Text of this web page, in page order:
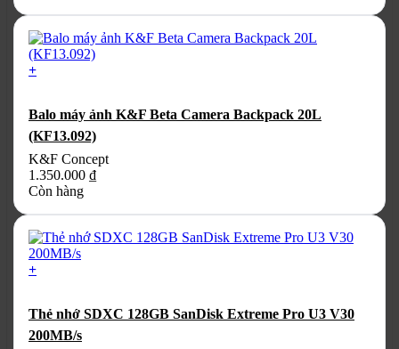
+
Balo máy ảnh K&F Beta Camera Backpack 20L
(KF13.092)
K&F Concept
1.350.000 ₫
Còn hàng
+
Thẻ nhớ SDXC 128GB SanDisk Extreme Pro U3 V30
200MB/s